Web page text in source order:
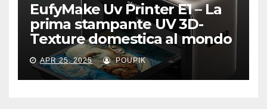
EufyMake Uv Printer E1 – La
prima stampante UV 3D-
Texture domestica al mondo
APR 25, 2025 POUPIK